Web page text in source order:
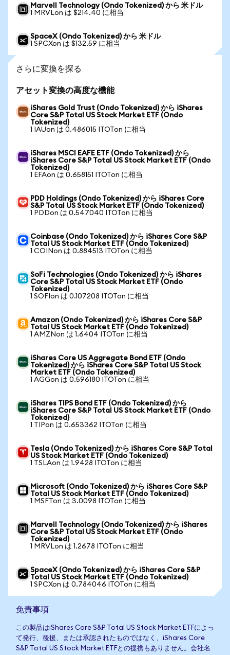
Marvell Technology (Ondo Tokenized) から 米ドル
1 MRVLon は $214.40 に相当
SpaceX (Ondo Tokenized) から 米ドル
1 SPCXon は $132.59 に相当
さらに変換を探る
アセット変換の高度な機能
iShares Gold Trust (Ondo Tokenized) から iShares
Core S&P Total US Stock Market ETF (Ondo
Tokenized)
1 IAUon は 0.486015 ITOTon に相当
iShares MSCI EAFE ETF (Ondo Tokenized) から
iShares Core S&P Total US Stock Market ETF (Ondo
Tokenized)
1 EFAon は 0.658151 ITOTon に相当
PDD Holdings (Ondo Tokenized) から iShares Core
S&P Total US Stock Market ETF (Ondo Tokenized)
1 PDDon は 0.547040 ITOTon に相当
Coinbase (Ondo Tokenized) から iShares Core S&P
Total US Stock Market ETF (Ondo Tokenized)
1 COINon は 0.884513 ITOTon に相当
SoFi Technologies (Ondo Tokenized) から iShares
Core S&P Total US Stock Market ETF (Ondo
Tokenized)
1 SOFIon は 0.107208 ITOTon に相当
Amazon (Ondo Tokenized) から iShares Core S&P
Total US Stock Market ETF (Ondo Tokenized)
1 AMZNon は 1.6404 ITOTon に相当
iShares Core US Aggregate Bond ETF (Ondo
Tokenized) から iShares Core S&P Total US Stock
Market ETF (Ondo Tokenized)
1 AGGon は 0.596180 ITOTon に相当
iShares TIPS Bond ETF (Ondo Tokenized) から
iShares Core S&P Total US Stock Market ETF (Ondo
Tokenized)
1 TIPon は 0.653362 ITOTon に相当
Tesla (Ondo Tokenized) から iShares Core S&P Total
US Stock Market ETF (Ondo Tokenized)
1 TSLAon は 1.9428 ITOTon に相当
Microsoft (Ondo Tokenized) から iShares Core S&P
Total US Stock Market ETF (Ondo Tokenized)
1 MSFTon は 3.0098 ITOTon に相当
Marvell Technology (Ondo Tokenized) から iShares
Core S&P Total US Stock Market ETF (Ondo
Tokenized)
1 MRVLon は 1.2678 ITOTon に相当
SpaceX (Ondo Tokenized) から iShares Core S&P
Total US Stock Market ETF (Ondo Tokenized)
1 SPCXon は 0.784046 ITOTon に相当
免責事項
この製品はiShares Core S&P Total US Stock Market ETFによっ
て発行、後援、または承認されたものではなく、iShares Core
S&P Total US Stock Market ETFとの提携もありません。会社名